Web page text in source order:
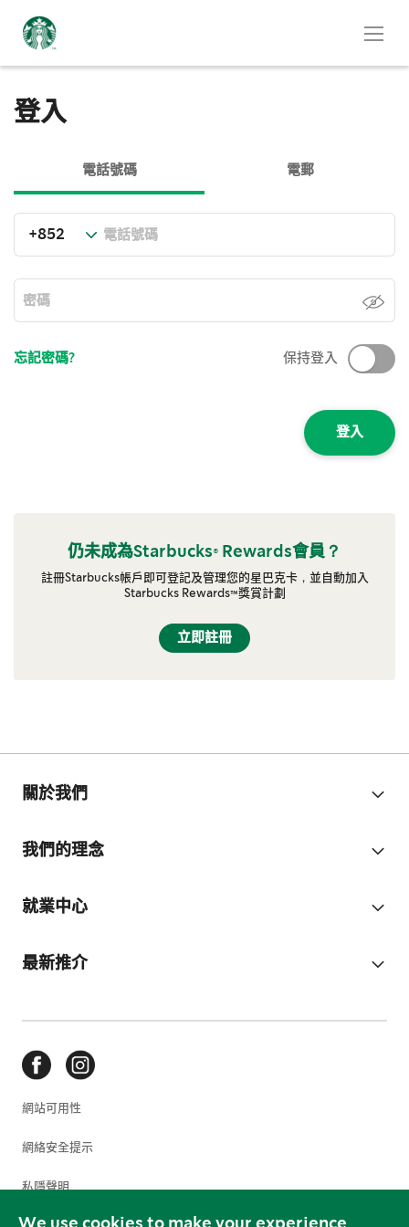
We use cookies to make your experience
登入
電話號碼 電郵
忘記密碼? 保持登入
登入
仍未成為Starbucks® Rewards會員？
註冊Starbucks帳戶即可登記及管理您的星巴克卡，並自動加入
Starbucks Rewards™獎賞計劃
立即註冊
關於我們
我們的理念
就業中心
最新推介
網站可用性
網絡安全提示
私隱聲明